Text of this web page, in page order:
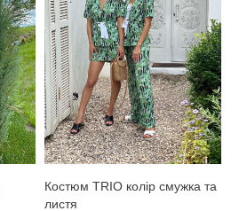
Костюм TRIO колір смужка та
листя